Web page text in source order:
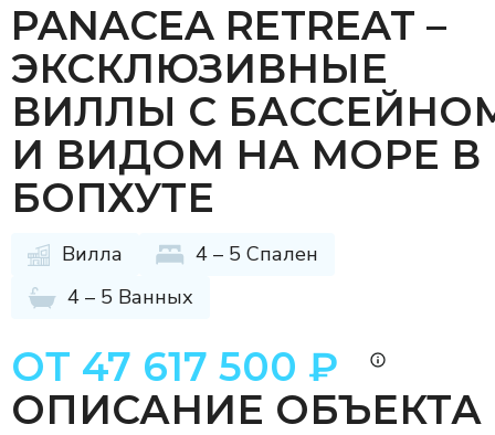
PANACEA RETREAT –
ЭКСКЛЮЗИВНЫЕ
ВИЛЛЫ С
И ВИДОМ НА МОРЕ В
БОПХУТЕ
Вилла
4 – 5 Спален
4 – 5 Ванных
ОТ 47 617 500 ₽
ОПИСАНИЕ ОБЪЕКТА